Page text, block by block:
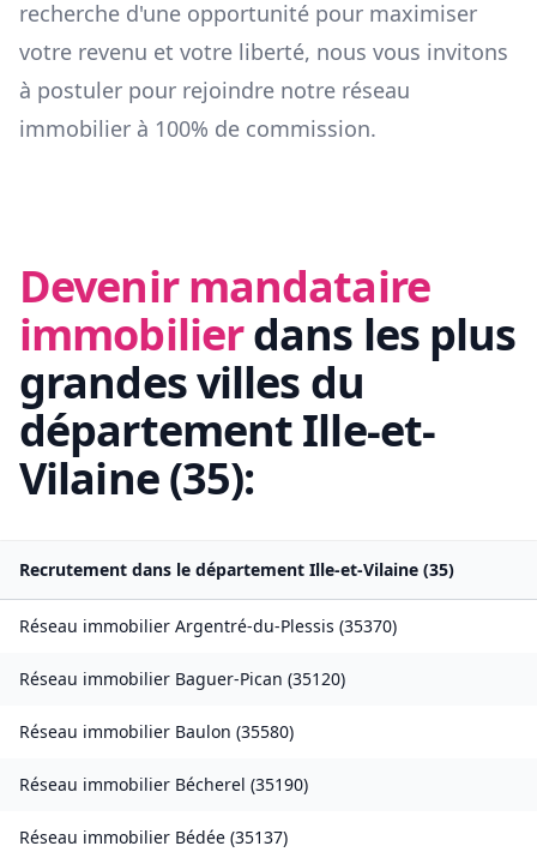
recherche d'une opportunité pour maximiser
votre revenu et votre liberté, nous vous invitons
à postuler pour rejoindre notre réseau
immobilier à 100% de commission.
Devenir mandataire
immobilierdans les plus
grandes villes du
départementIlle-et-
Vilaine(35):
Recrutement dans le département Ille-et-Vilaine (35)
Réseau immobilier Argentré-du-Plessis (35370)
Réseau immobilier Baguer-Pican (35120)
Réseau immobilier Baulon (35580)
Réseau immobilier Bécherel (35190)
Réseau immobilier Bédée (35137)